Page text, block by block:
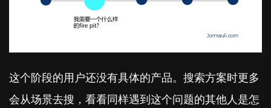
这个阶段的用户还没有具体的产品。搜索方案时更多
会从场景去搜，看看同样遇到这个问题的其他人是怎